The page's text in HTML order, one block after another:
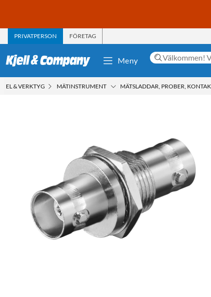
PRIVATPERSON FÖRETAG
Meny
EL & VERKTYG MÄTINSTRUMENT MÄTSLADDAR, PROBER,